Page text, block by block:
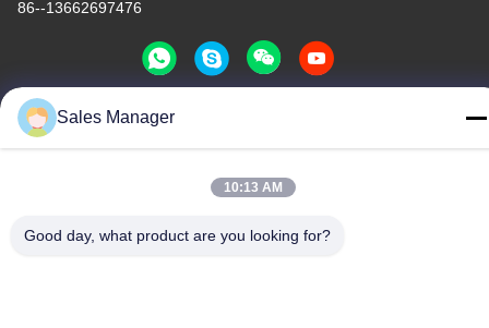
86--13662697476
Chine Bonne qualité Contact à membrane de dôme en métal Le
les droits réservés.
Sales Manager
10:13 AM
Good day, what product are you looking for?